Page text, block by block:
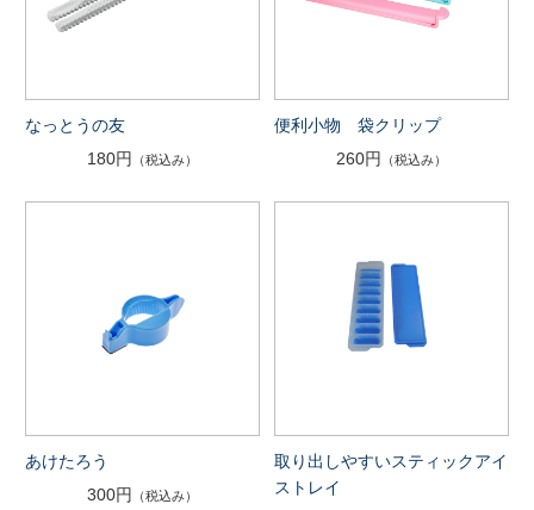
なっとうの友
180円
（税込み）
便利小物 袋クリップ
260円
（税込み）
あけたろう
300円
（税込み）
取り出しやすいスティックアイ
ストレイ